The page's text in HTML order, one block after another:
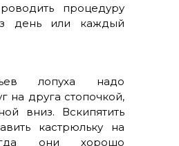
процедуру
день или каждый
лопуха надо
на друга стопочкой,
вниз. Вскипятить
кастрюльку на
они хорошо